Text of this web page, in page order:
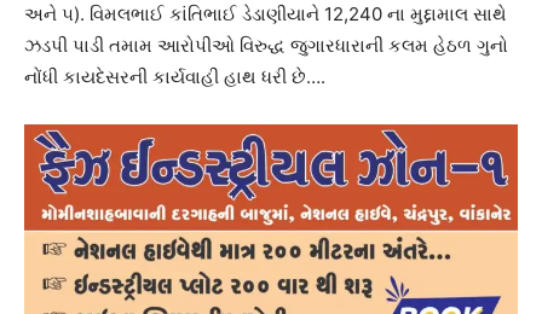
અને ૫). વિમલભાઈ કાંતિભાઈ ડેડાણીયાને 12,240 ના મુદ્દામાલ સાથે
ઝડપી પાડી તમામ આરોપીઓ વિરુદ્ધ જુગારધારાની કલમ હેઠળ ગુનો
નોંધી કાયદેસરની કાર્યવાહી હાથ ધરી છે….